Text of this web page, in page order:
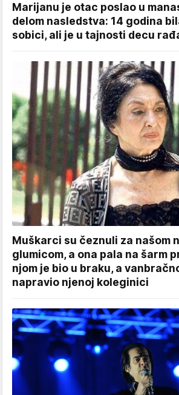
Marijanu je otac poslao u
delom nasledstva: 14 godina
sobici, ali je u tajnosti decu
Muškarci su čeznuli za našom
glumicom, a ona pala na šarm
njom je bio u braku, a
napravio njenoj koleginici